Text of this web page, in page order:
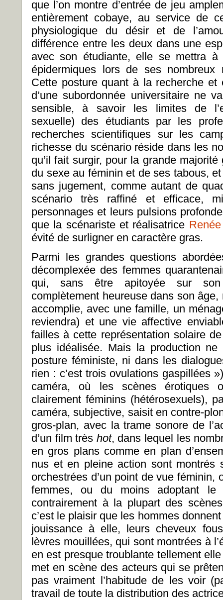
que l’on montre d’entrée de jeu
entièrement cobaye, au service de
physiologique du désir et de
différence entre les deux dans une
avec son étudiante, elle se mettra à
épidermiques lors de ses nombreux
Cette posture quant à la recherche
d’une subordonnée universitaire ne
sensible, à savoir les limites de
sexuelle) des étudiants par les
recherches scientifiques sur les
richesse du scénario réside dans les
qu’il fait surgir, pour la grande
du sexe au féminin et de ses tabous,
sans jugement, comme autant de
scénario très raffiné et efficace,
personnages et leurs pulsions
que la scénariste et réalisatrice
évité de surligner en caractère gras.
Parmi les grandes questions
décomplexée des femmes
qui, sans être apitoyée sur son
complètement heureuse dans son
accomplie, avec une famille, un
reviendra) et une vie affective
failles à cette représentation solaire
plus idéalisée. Mais la production
posture féministe, ni dans les
rien : c’est trois ovulations gaspillées
caméra, où les scènes érotiques
clairement féminins (hétérosexuels),
caméra, subjective, saisit en contre-
gros-plan, avec la trame sonore de
d’un film très hot, dans lequel les
en gros plans comme en plan
nus et en pleine action sont montrés
orchestrées d’un point de vue féminin,
femmes, ou du moins adoptant
contrairement à la plupart des
c’est le plaisir que les hommes
jouissance à elle, leurs cheveux
lèvres mouillées, qui sont montrées à
en est presque troublante tellement
met en scène des acteurs qui se
pas vraiment l’habitude de les voir
travail de toute la distribution des